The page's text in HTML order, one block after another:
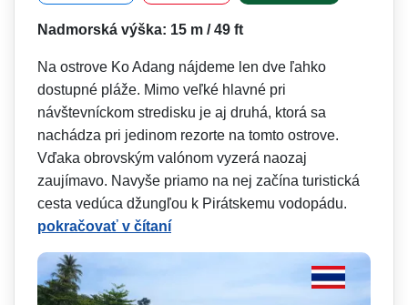
Nadmorská výška: 15 m / 49 ft
Na ostrove Ko Adang nájdeme len dve ľahko
dostupné pláže. Mimo veľké hlavné pri
návštevníckom stredisku je aj druhá, ktorá sa
nachádza pri jedinom rezorte na tomto ostrove.
Vďaka obrovským valónom vyzerá naozaj
zaujímavo. Navyše priamo na nej začína turistická
cesta vedúca džungľou k Pirátskemu vodopádu.
pokračovať v čítaní